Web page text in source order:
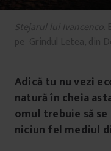
Stejarul lui Ivancenco
pe Grindul Letea, din
Adică tu nu vezi
natură în cheia
omul trebuie să
niciun fel mediul